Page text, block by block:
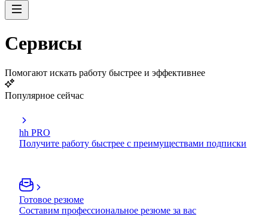
Сервисы
Помогают искать работу быстрее и эффективнее
Популярное сейчас
hh PRO
Получите работу быстрее с преимуществами подписки
Готовое резюме
Составим профессиональное резюме за вас